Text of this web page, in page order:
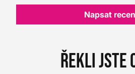
Napsat
Řekli jste